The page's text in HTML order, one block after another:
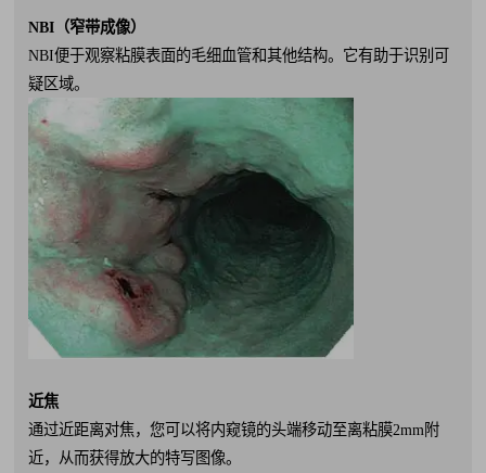
NBI（窄带成像）
NBI便于观察粘膜表面的毛细血管和其他结构。它有助于识别可
疑区域。
近焦
通过近距离对焦，您可以将内窥镜的头端移动至离粘膜2mm附
近，从而获得放大的特写图像。